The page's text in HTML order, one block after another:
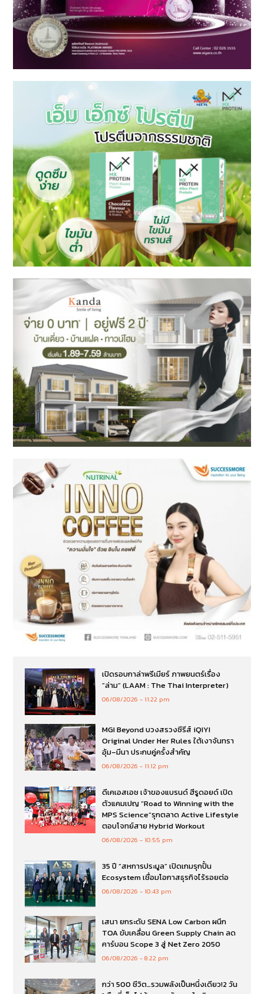
เปิดรอบกาล่าพรีเมียร์ ภาพยนตร์เรื่อง
”ล่าม“ (LAAM : The Thai Interpreter)
06/08/2026 11:22 pm
MGI Beyond บวงสรวงซีรีส์ iQIYI
Original Under Her Rules ใต้เงาจันทรา
อุ้ม–มีนา ประกบคู่ครั้งสำคัญ
06/08/2026 11:12 pm
ดีเคเอสเอช เจ้าของแบรนด์ ฮีรูดอยด์ เปิด
ตัวแคมเปญ “Road to Winning with the
MPS Science”รุกตลาด Active Lifestyle
ตอบโจทย์สาย Hybrid Workout
06/08/2026 10:55 pm
35 ปี “สหการประมูล” เปิดเกมรุกปั้น
Ecosystem เชื่อมโอกาสธุรกิจไร้รอยต่อ
06/08/2026 10:43 pm
เสนา ยกระดับ SENA Low Carbon ผนึก
TOA ขับเคลื่อน Green Supply Chain ลด
คาร์บอน Scope 3 สู่ Net Zero 2050
06/08/2026 8:22 pm
กว่า 500 ชีวิต…รวมพลังเป็นหนึ่งเดียว!2 วัน